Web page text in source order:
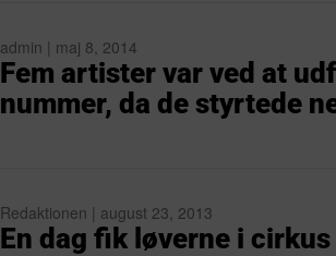
admin | maj 8, 2014
Fem artister var ved at
nummer, da de styrtede
Redaktionen | august 23, 2013
En dag fik løverne i